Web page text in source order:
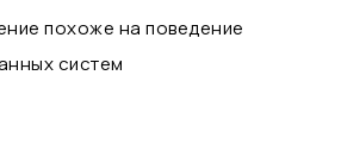
похоже на поведение
систем